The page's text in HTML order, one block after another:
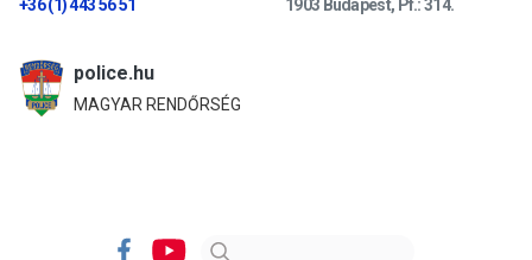
+36 (1) 443 56 51 1903 Budapest, Pf.: 314.
police.hu
MAGYAR RENDŐRSÉG